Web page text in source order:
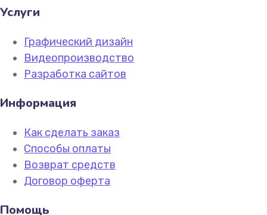
Услуги
Графический дизайн
Видеопроизводство
Разработка сайтов
Информация
Как сделать заказ
Способы оплаты
Возврат средств
Договор оферта
Помощь